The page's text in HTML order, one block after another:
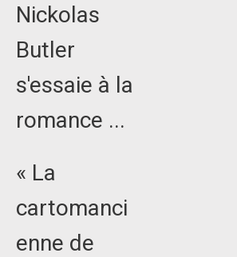
Nickolas
Butler
s'essaie à la
romance ...
« La
cartomanci
enne de